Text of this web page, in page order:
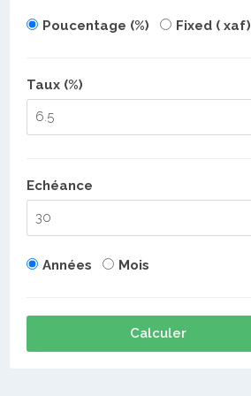
Poucentage (%) Fixed ( xaf)
Taux (%)
Echéance
Années Mois
Calculer